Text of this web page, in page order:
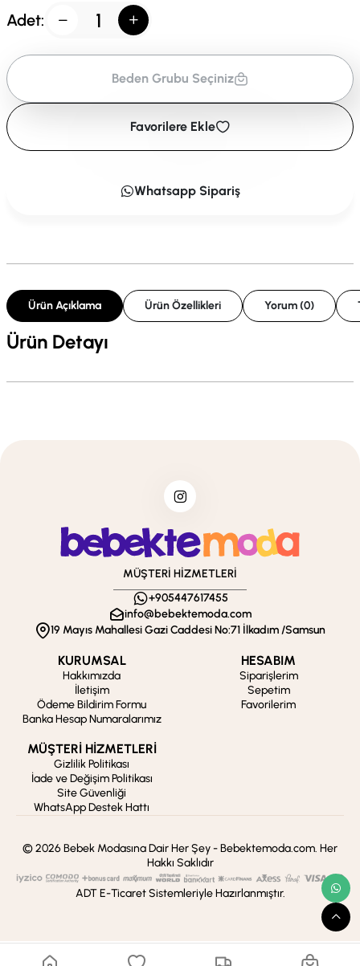
Adet:
Beden Grubu Seçiniz
Favorilere Ekle
Whatsapp Sipariş
Ürün Açıklama Ürün Özellikleri Yorum (0)
Ürün Detayı
MÜŞTERİ HİZMETLERİ
+905447617455
info@bebektemoda.com
19 Mayıs Mahallesi Gazi Caddesi No:71 İlkadım /Samsun
KURUMSAL
Hakkımızda
İletişim
Ödeme Bildirim Formu
Banka Hesap Numaralarımız
HESABIM
Siparişlerim
Sepetim
Favorilerim
MÜŞTERİ HİZMETLERİ
Gizlilik Politikası
İade ve Değişim Politikası
Site Güvenliği
WhatsApp Destek Hattı
© 2026 Bebek Modasına Dair Her Şey - Bebektemoda.com. Her
Hakkı Saklıdır
ADT E-Ticaret Sistemleriyle Hazırlanmıştır.